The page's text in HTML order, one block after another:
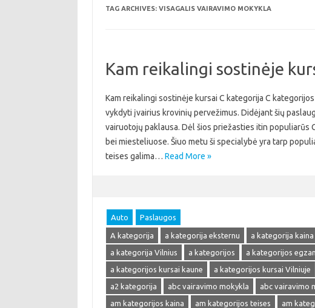
TAG ARCHIVES: VISAGALIS VAIRAVIMO MOKYKLA
Kam reikalingi sostinėje
Kam reikalingi sostinėje kursai C kategorija C
vykdyti įvairius krovinių pervežimus. Didėjant šių
vairuotojų paklausa. Dėl šios priežasties itin populiarūs
bei miesteliuose. Šiuo metu ši specialybė yra tarp
teises galima… Read More »
Auto Paslaugos
A kategorija a kategorija eksternu a kategorija kaina
a kategorija Vilnius
a kategorijos a kategorijos
a kategorijos kursai kaune
a kategorijos kursai Vilniuje
a2 kategorija
abc vairavimo mokykla abc vairavimo
am kategorijos kaina
am kategorijos teises am